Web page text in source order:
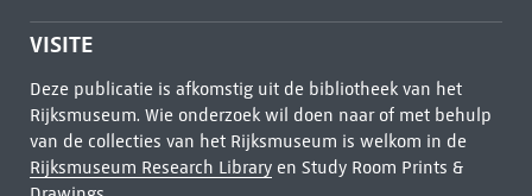
VISITE
Deze publicatie is afkomstig uit de bibliotheek van het
Rijksmuseum. Wie onderzoek wil doen naar of met behulp
van de collecties van het Rijksmuseum is welkom in de
Rijksmuseum Research Libraryen Study Room Prints &